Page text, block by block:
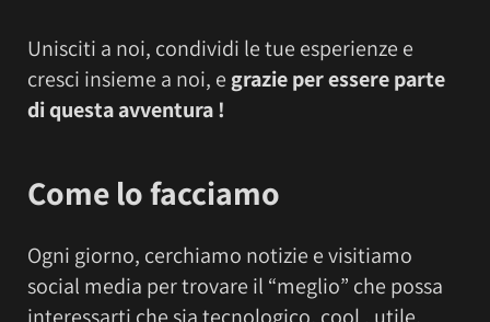
Unisciti a noi, condividi le tue esperienze e
cresci insieme a noi, e grazie per essere parte
di questa avventura !
Come lo facciamo
Ogni giorno, cerchiamo notizie e visitiamo
social media per trovare il “meglio” che possa